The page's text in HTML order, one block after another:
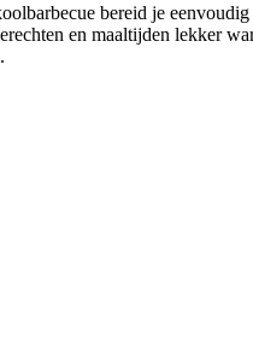
bereid je
en maaltijden lekker